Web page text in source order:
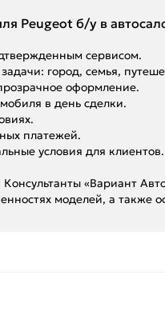
Peugeot б/у в
сервисом.
город, семья,
оформление.
в день сделки.
платежей.
условия для клиентов.
«Вариант
моделей, а также